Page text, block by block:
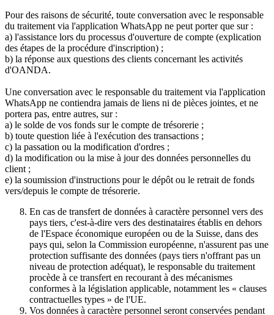
Pour des raisons de sécurité, toute conversation avec le responsable
du traitement via l'application WhatsApp ne peut porter que sur :
a) l'assistance lors du processus d'ouverture de compte (explication
des étapes de la procédure d'inscription) ;
b) la réponse aux questions des clients concernant les activités
d'OANDA.
Une conversation avec le responsable du traitement via l'application
WhatsApp ne contiendra jamais de liens ni de pièces jointes, et ne
portera pas, entre autres, sur :
a) le solde de vos fonds sur le compte de trésorerie ;
b) toute question liée à l'exécution des transactions ;
c) la passation ou la modification d'ordres ;
d) la modification ou la mise à jour des données personnelles du
client ;
e) la soumission d'instructions pour le dépôt ou le retrait de fonds
vers/depuis le compte de trésorerie.
En cas de transfert de données à caractère personnel vers des
pays tiers, c'est-à-dire vers des destinataires établis en dehors
de l'Espace économique européen ou de la Suisse, dans des
pays qui, selon la Commission européenne, n'assurent pas une
protection suffisante des données (pays tiers n'offrant pas un
niveau de protection adéquat), le responsable du traitement
procède à ce transfert en recourant à des mécanismes
conformes à la législation applicable, notamment les « clauses
contractuelles types » de l'UE.
Vos données à caractère personnel seront conservées pendant